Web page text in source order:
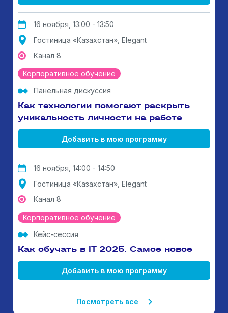
16 ноября, 13:00 - 13:50
Гостиница «Казахстан», Elegant
Канал 8
Корпоративное обучение
Панельная дискуссия
Как технологии помогают раскрыть
уникальность личности на работе
Добавить в мою программу
16 ноября, 14:00 - 14:50
Гостиница «Казахстан», Elegant
Канал 8
Корпоративное обучение
Кейс-сессия
Как обучать в IT 2025. Самое новое
Добавить в мою программу
Посмотреть все